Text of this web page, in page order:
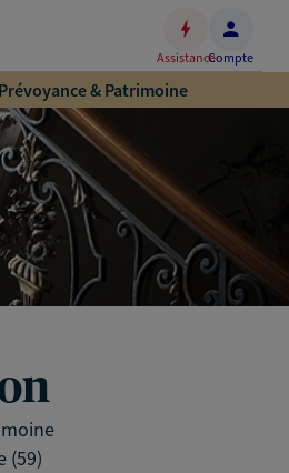
Accéder
au
contenu
principal
Accéder
au
pied
de
page
AssistanceCompte
& Patrimoine
(59)